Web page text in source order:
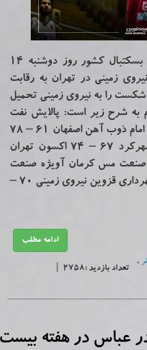
هفته بیست و چهارم لیگ برتر بسکتبال کشور روز دوشنبه 14
زمینی در تهران به رقابت
شکست را به نیروی زمینی تحمیل
به شرح زیر است: پالایش نفت
آبادان ۷۶ – ۶۶ پتروشیمی بندر امام ذوب آهن اصفهان ۶۱ – ۷۸
شیمیدر قم رعد پدافند هوایی شهرکرد ۶۷ – ۷۴ اکسون تهران
شهرداری بندرعباس ۸۲ – ۷۶ صنعت مس کرمان آویژه صنعت
پارسا مشهد ۸۸ – ۷۹ شورا و شهرداری قزوین نیروی زمینی ۷۰ –
ادامه مطلب
,
تعداد بازدید :2758 |
عباس در هفته